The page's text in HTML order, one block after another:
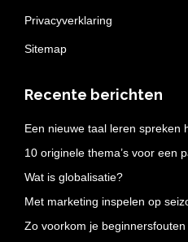
Privacyverklaring
Sitemap
Recente berichten
Een nieuwe taal leren spreken
10 originele thema’s voor een
Wat is globalisatie?
Met marketing inspelen op
Zo voorkom je